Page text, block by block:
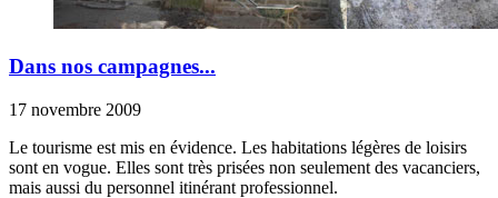
Dans nos campagnes...
17 novembre 2009
Le tourisme est mis en évidence. Les habitations légères de loisirs
sont en vogue. Elles sont très prisées non seulement des vacanciers,
mais aussi du personnel itinérant professionnel.